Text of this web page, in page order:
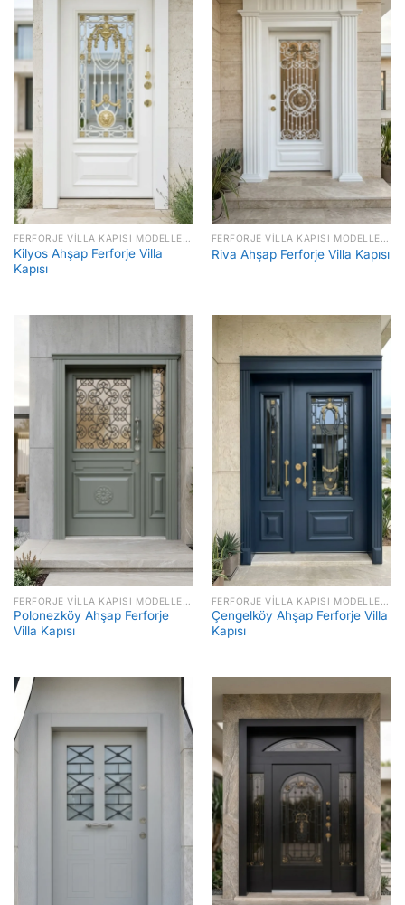
Kilyos Ahşap Ferforje Villa
Kapısı
Riva Ahşap Ferforje Villa Kapısı
Polonezköy Ahşap Ferforje
Villa Kapısı
Çengelköy Ahşap Ferforje Villa
Kapısı